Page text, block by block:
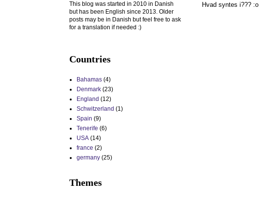
Hvad syntes i??? :o
This blog was started in 2010 in Danish
but has been English since 2013. Older
posts may be in Danish but feel free to ask
for a translation if needed :)
Countries
Bahamas (4)
Denmark (23)
England (12)
Schwitzerland (1)
Spain (9)
Tenerife (6)
USA (14)
france (2)
germany (25)
Themes